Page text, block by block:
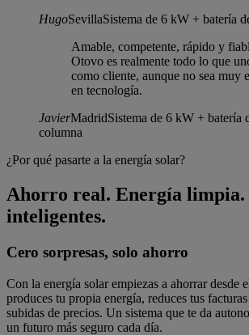
HugoSevillaSistema de 6 kW + batería
Amable, competente, rápido y
Otovo es realmente todo lo que
como cliente, aunque no sea muy
en tecnología.
JavierMadridSistema de 6 kW + batería
columna
¿Por qué pasarte a la energía solar?
Ahorro real. Energía limpia.
inteligentes.
Cero sorpresas, solo ahorro
Con la energía solar empiezas a ahorrar desde
produces tu propia energía, reduces tus
subidas de precios. Un sistema que te da
un futuro más seguro cada día.